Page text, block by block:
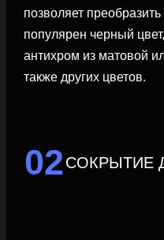
позволяет
популярен черный
антихром из матовой
также других цветов.
02СОКРЫТИЕ